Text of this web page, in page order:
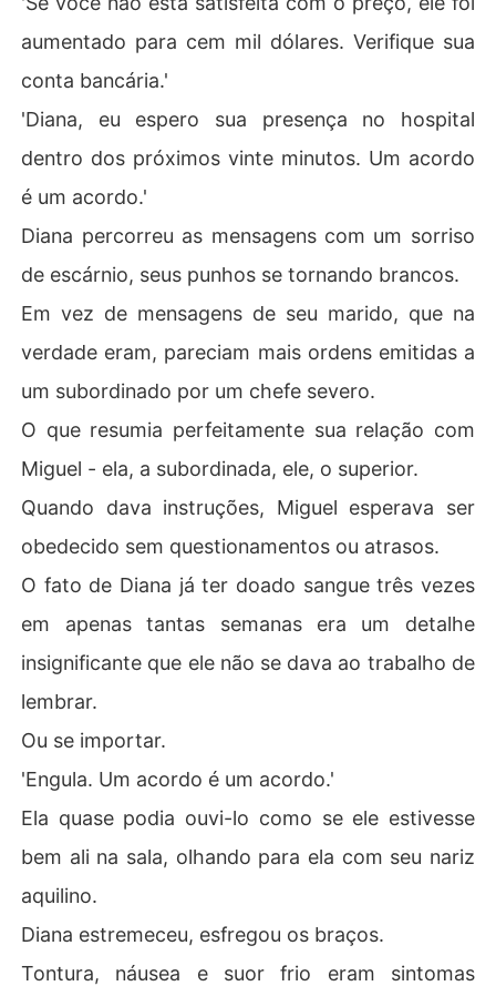
s: CEO poderoso, bioquímico gênio, cantor premiado, pl
ayboy reformado...
Miguel se prepara para uma batalha árdua.
Ele deve provar a ela que ainda é digno de seu amor an
tes que ela se apaixone por outro.
aumentado para cem mil dólares. Verifique sua
conta bancária.'
'Diana, eu espero sua presença no hospital
dentro dos próximos vinte minutos. Um acordo
é um acordo.'
Diana percorreu as mensagens com um sorriso
de escárnio, seus punhos se tornando brancos.
Em vez de mensagens de seu marido, que na
verdade eram, pareciam mais ordens emitidas a
um subordinado por um chefe severo.
O que resumia perfeitamente sua relação com
Miguel - ela, a subordinada, ele, o superior.
Quando dava instruções, Miguel esperava ser
obedecido sem questionamentos ou atrasos.
O fato de Diana já ter doado sangue três vezes
em apenas tantas semanas era um detalhe
insignificante que ele não se dava ao trabalho de
lembrar.
Ou se importar.
'Engula. Um acordo é um acordo.'
Ela quase podia ouvi-lo como se ele estivesse
bem ali na sala, olhando para ela com seu nariz
aquilino.
Diana estremeceu, esfregou os braços.
Tontura, náusea e suor frio eram sintomas